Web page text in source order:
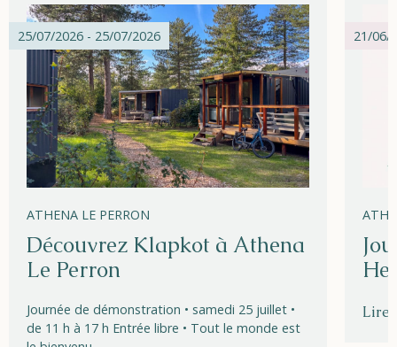
Apple App Store
Android Play Store
25/07/2026 - 25/07/2026
ATHENA LE PERRON
Découvrez Klapkot à Athena
Le Perron
Journée de démonstration • samedi 25 juillet •
de 11 h à 17 h Entrée libre • Tout le monde est
21/06/
Lire